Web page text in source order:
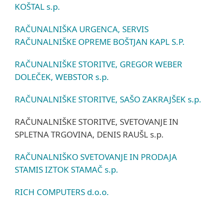
KOŠTAL s.p.
RAČUNALNIŠKA URGENCA, SERVIS
RAČUNALNIŠKE OPREME BOŠTJAN KAPL S.P.
RAČUNALNIŠKE STORITVE, GREGOR WEBER
DOLEČEK, WEBSTOR s.p.
RAČUNALNIŠKE STORITVE, SAŠO ZAKRAJŠEK s.p.
RAČUNALNIŠKE STORITVE, SVETOVANJE IN
SPLETNA TRGOVINA, DENIS RAUŠL s.p.
RAČUNALNIŠKO SVETOVANJE IN PRODAJA
STAMIS IZTOK STAMAČ s.p.
RICH COMPUTERS d.o.o.